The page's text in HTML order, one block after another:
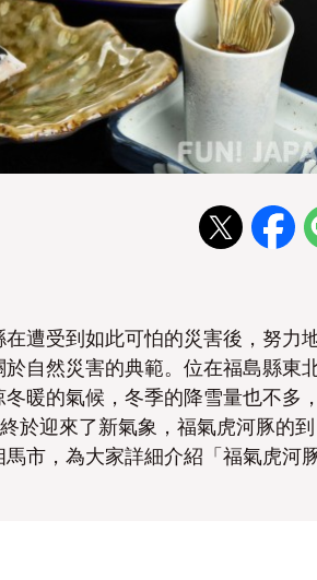
遭受到如此可怕的災害後，努力
自然災害的典範。位在福島縣東
暖的氣候，冬季的降雪量也不多
於迎來了新氣象，福氣虎河豚的到
市，為大家詳細介紹「福氣虎河